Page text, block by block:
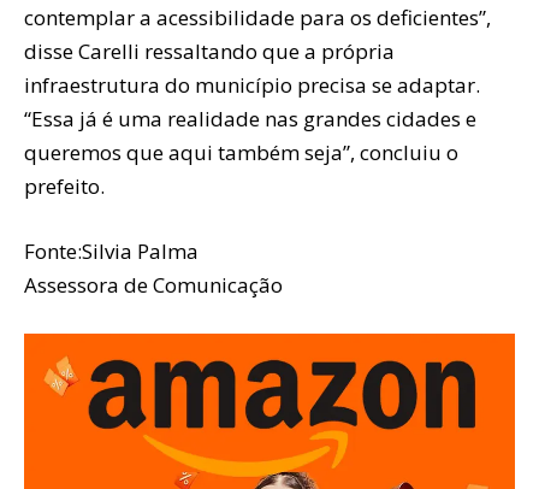
contemplar a acessibilidade para os deficientes”,
disse Carelli ressaltando que a própria
infraestrutura do município precisa se adaptar.
“Essa já é uma realidade nas grandes cidades e
queremos que aqui também seja”, concluiu o
prefeito.
Fonte:Silvia Palma
Assessora de Comunicação